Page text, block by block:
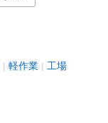
軽作業 工場